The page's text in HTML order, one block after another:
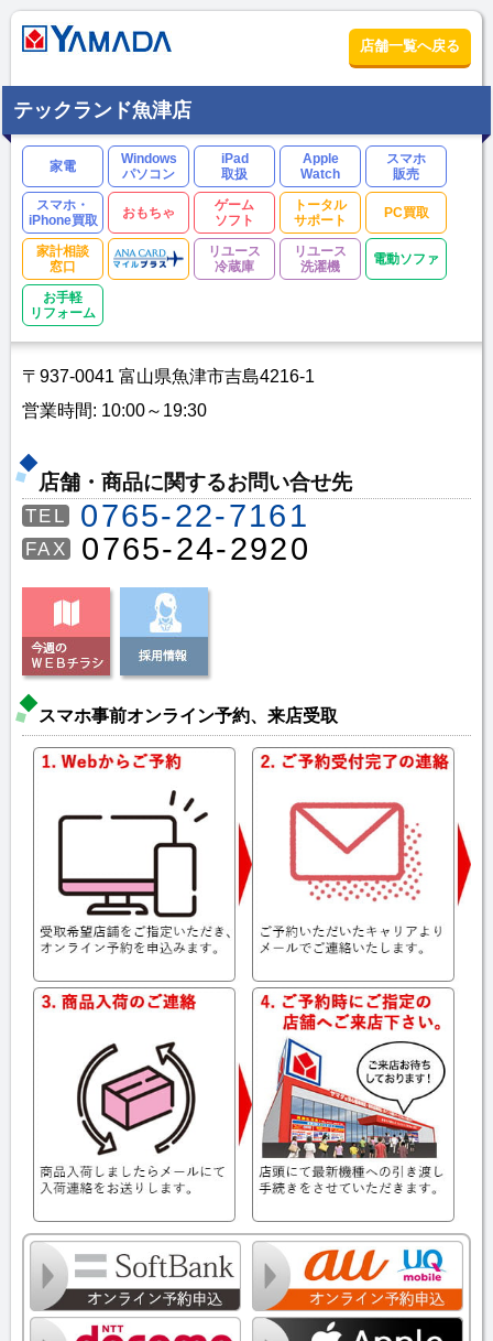
店舗一覧へ戻る
テックランド魚津店
家電
Windows
パソコン
iPad
取扱
Apple
Watch
スマホ
販売
スマホ・
iPhone買取
おもちゃ
ゲーム
ソフト
トータル
サポート
PC買取
家計相談
窓口
リユース
冷蔵庫
リユース
洗濯機
電動ソファ
お手軽
リフォーム
〒937-0041 富山県魚津市吉島4216-1
営業時間: 10:00～19:30
店舗・商品に関するお問い合せ先
TEL 0765-22-7161
FAX 0765-24-2920
スマホ事前オンライン予約、来店受取